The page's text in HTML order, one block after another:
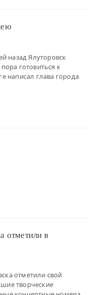
назад Ялуторовск
готовиться к
написал глава города
отметили в
отметили свой
творческие